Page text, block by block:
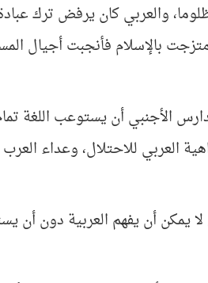
والعربي كان يرفض ترك
امتزجت بالإسلام فأنجبت
الأجنبي أن يستوعب اللغة
العربي للاحتلال، وعداء
يمكن أن يفهم العربية دون أن